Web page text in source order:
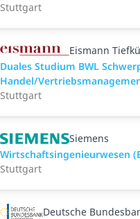
Stuttgart
Eismann
Duales Studium BWL
Handel/
Stuttgart
Siemens
Wirtschaftsingenieurwesen
Stuttgart
Deutsche